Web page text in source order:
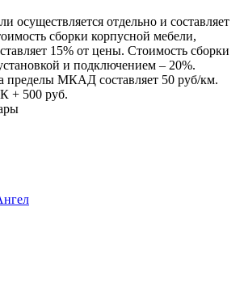
осуществляется отдельно и составляет
сборки корпусной мебели,
15% от цены. Стоимость сборки
и подключением – 20%.
пределы МКАД составляет 50 руб/км.
+ 500 руб.